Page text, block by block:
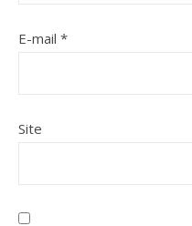
E-mail *
Site